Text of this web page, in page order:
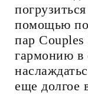
помощью
пар
гармонию в
еще долгое